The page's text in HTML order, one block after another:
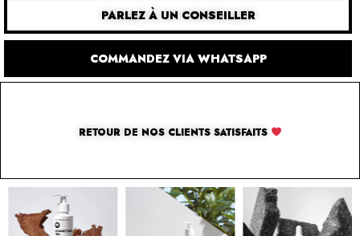
PARLEZ À UN CONSEILLER
COMMANDEZ VIA WHATSAPP
RETOUR DE NOS CLIENTS SATISFAITS